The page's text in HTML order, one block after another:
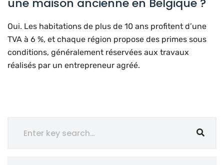
une maison ancienne en Belgique ?
Oui. Les habitations de plus de 10 ans profitent d’une
TVA à 6 %, et chaque région propose des primes sous
conditions, généralement réservées aux travaux
réalisés par un entrepreneur agréé.